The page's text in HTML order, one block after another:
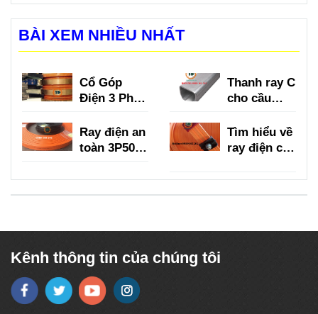
BÀI XEM NHIỀU NHẤT
Cổ Góp
Điện 3 Pha
Thanh ray C
cho cầu
Ray điện an
toàn 3P50A,
3P100A,
3P150A
Tìm hiểu về
ray điện cầu
150A
Kênh thông tin của chúng tôi